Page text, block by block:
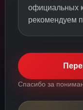
официальных
рекомендуем
Спасибо за